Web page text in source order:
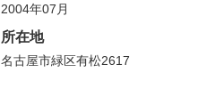
2004年07月
所在地
名古屋市緑区有松2617